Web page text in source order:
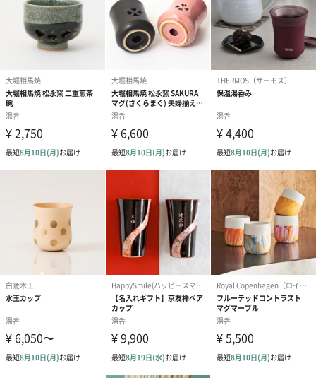
質感精密木工部門では岩手県産の木材や南部鉄器、漆などの素材
使い、三次元CG技術を用いて、ユニバーサルデザインに配慮した
母、父の日そして敬老の日に
日頃お世話になっているご家族や身近な人への
感謝の気持ちを込めた贈り物としていかがでしょうか。
なぜ底が馬蹄なのか説明してお渡しすれば、より喜んでもらえる
はずです。
商品詳細情報
木地：樹齢80年前後 北東北産 北限山桜 無垢材
南部鉄器製の馬蹄形コースター付
塗り／外：木目が映える木肌塗装
正面に左馬の蒔絵（黒漆）